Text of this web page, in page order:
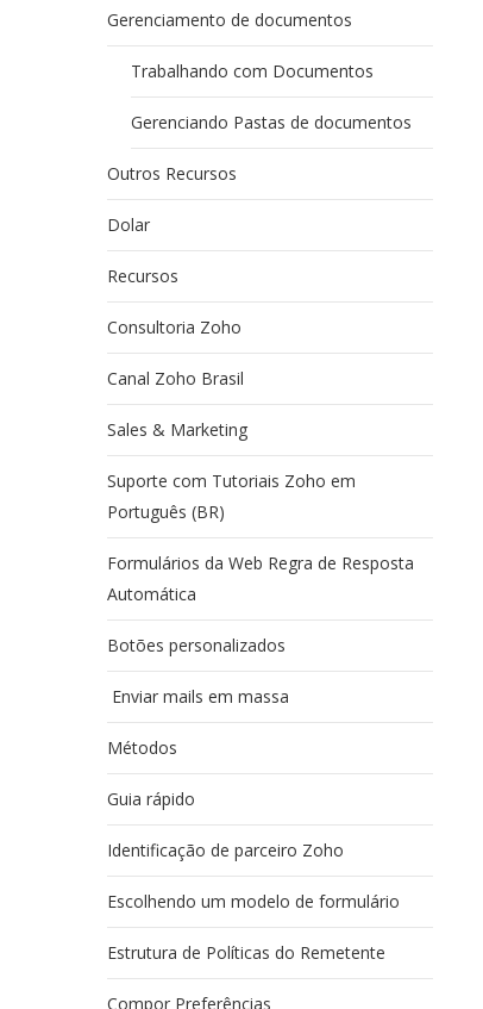
Gerenciamento de documentos
Trabalhando com Documentos
Gerenciando Pastas de documentos
Outros Recursos
Dolar
Recursos
Consultoria Zoho
Canal Zoho Brasil
Sales & Marketing
Suporte com Tutoriais Zoho em
Português (BR)
Formulários da Web Regra de Resposta
Automática
Botões personalizados
Enviar mails em massa
Métodos
Guia rápido
Identificação de parceiro Zoho
Escolhendo um modelo de formulário
Estrutura de Políticas do Remetente
Compor Preferências